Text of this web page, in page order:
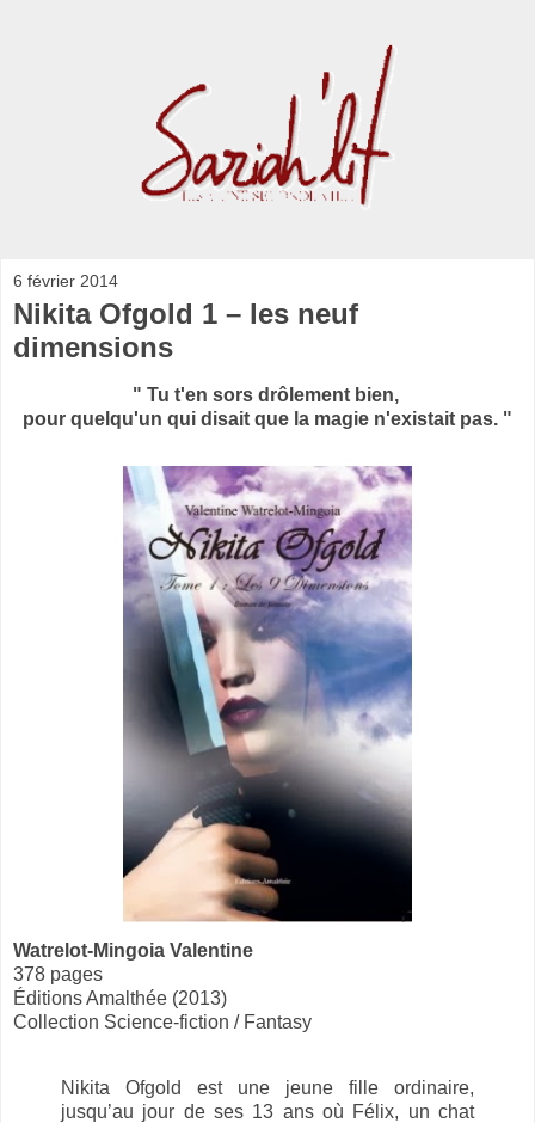
6 février 2014
Nikita Ofgold 1 – les neuf
dimensions
" Tu t'en sors drôlement bien,
pour quelqu'un qui disait que la magie n'existait pas. "
Watrelot-Mingoia Valentine
378 pages
Éditions Amalthée (2013)
Collection Science-fiction / Fantasy
Nikita Ofgold est une jeune fille ordinaire,
jusqu’au jour de ses 13 ans où Félix, un chat